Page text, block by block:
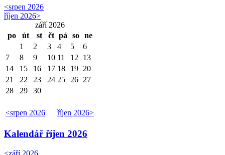
<srpen 2026
říjen 2026>
září 2026
po
út st čt pá so ne
<srpen 2026 říjen 2026>
1 2 3 4 5
6
7
8 9 10 11 12
13
14
15 16 17 18 19 20
21
22 23 24 25 26 27
28
29 30
Kalendář říjen 2026
<září 2026